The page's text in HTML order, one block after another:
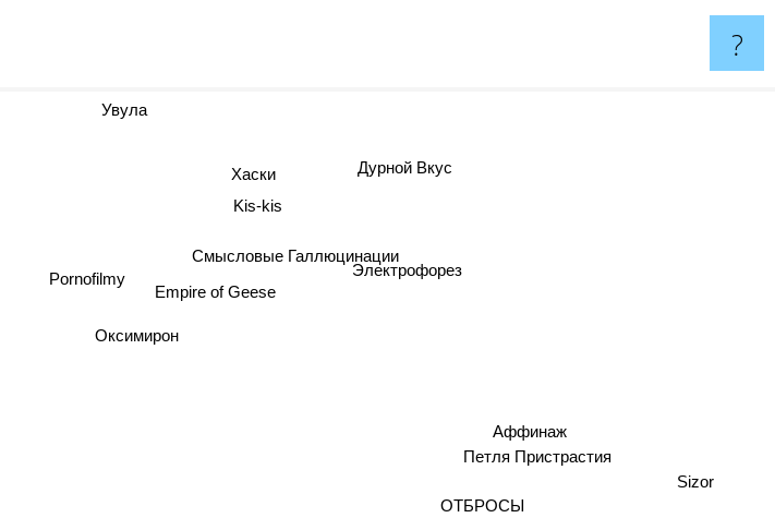
?
Оксимирон
Empire of Geese
ОТБРОСЫ
Смысловые Галлюцинации
Pornofilmy
Петля Пристрастия
Kis-kis
Хаски
Аффинаж
Электрофорез
Дурной Вкус
Увула